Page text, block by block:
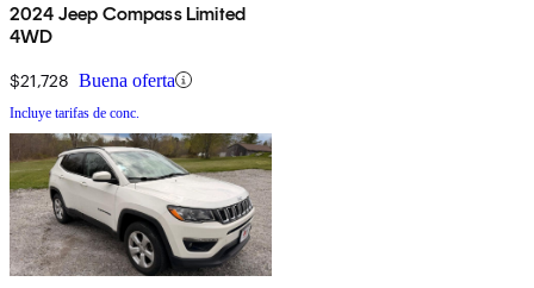
2024 Jeep Compass Limited
4WD
$21,728 Buena oferta
Incluye tarifas de conc.